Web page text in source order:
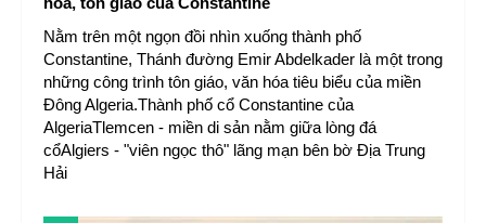
Nằm trên một ngọn đồi nhìn xuống thành phố
Constantine, Thánh đường Emir Abdelkader là một trong
những công trình tôn giáo, văn hóa tiêu biểu của miền
Đông Algeria.Thành phố cổ Constantine của
AlgeriaTlemcen - miền di sản nằm giữa lòng đá
cổAlgiers - "viên ngọc thô" lãng mạn bên bờ Địa Trung
Hải